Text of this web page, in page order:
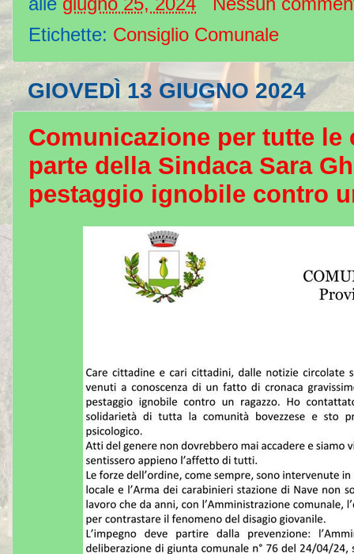
Etichette: Consiglio Comunale
GIOVEDÌ 13 GIUGNO 2024
Comunicazione per tutte
parte della Sindaca Sara
pestaggio ignobile contro